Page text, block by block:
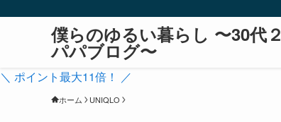
僕らのゆるい暮らし 〜30代
パパブログ〜
＼ ポイント最大11倍！ ／
ホーム UNIQLO